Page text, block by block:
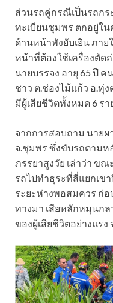
ส่วนรถคู่กรณีเป็นรถกร
ทะเบียนชุมพร ตกอยู่ใ
ด้านหน้าพังยับเยิน ภาย
หน้าที่ต้องใช้เครื่องตัด
นายบรรจง อายุ 65 ปี
ชาว ต.ช่องไม้แก้ว อ.ทุ่
มีผู้เสียชีวิตทั้งหมด 6 รา
จากการสอบถาม นายผ
จ.ชุมพร ซึ่งขับรถตามห
ภรรยาสูงวัย เล่าว่า ข
รถไปทำธุระที่สี่แยกเข
ระยะห่างพอสมควร ก่
ทางมา เสียหลักหมุนก
ของผู้เสียชีวิตอย่างแร